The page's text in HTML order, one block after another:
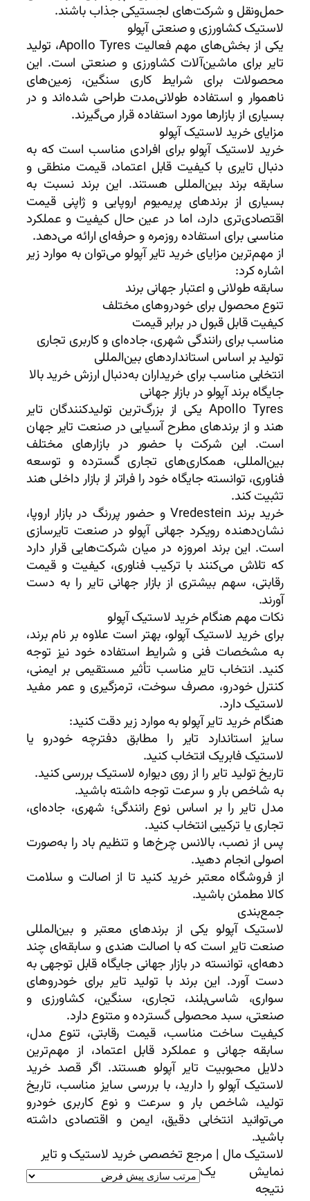
حمل‌ونقل و شرکت‌های لجستیکی جذاب باشند.
لاستیک کشاورزی و صنعتی آپولو
یکی از بخش‌های مهم فعالیت Apollo Tyres، تولید
تایر برای ماشین‌آلات کشاورزی و صنعتی است. این
محصولات برای شرایط کاری سنگین، زمین‌های
ناهموار و استفاده طولانی‌مدت طراحی شده‌اند و در
بسیاری از بازارها مورد استفاده قرار می‌گیرند.
مزایای خرید لاستیک آپولو
خرید لاستیک آپولو برای افرادی مناسب است که به
دنبال تایری با کیفیت قابل اعتماد، قیمت منطقی و
سابقه برند بین‌المللی هستند. این برند نسبت به
بسیاری از برندهای پریمیوم اروپایی و ژاپنی قیمت
اقتصادی‌تری دارد، اما در عین حال کیفیت و عملکرد
مناسبی برای استفاده روزمره و حرفه‌ای ارائه می‌دهد.
از مهم‌ترین مزایای خرید تایر آپولو می‌توان به موارد زیر
اشاره کرد:
سابقه طولانی و اعتبار جهانی برند
تنوع محصول برای خودروهای مختلف
کیفیت قابل قبول در برابر قیمت
مناسب برای رانندگی شهری، جاده‌ای و کاربری تجاری
تولید بر اساس استانداردهای بین‌المللی
انتخابی مناسب برای خریداران به‌دنبال ارزش خرید بالا
جایگاه برند آپولو در بازار جهانی
Apollo Tyres یکی از بزرگ‌ترین تولیدکنندگان تایر
هند و از برندهای مطرح آسیایی در صنعت تایر جهان
است. این شرکت با حضور در بازارهای مختلف
بین‌المللی، همکاری‌های تجاری گسترده و توسعه
فناوری، توانسته جایگاه خود را فراتر از بازار داخلی هند
تثبیت کند.
خرید برند Vredestein و حضور پررنگ در بازار اروپا،
نشان‌دهنده رویکرد جهانی آپولو در صنعت تایرسازی
است. این برند امروزه در میان شرکت‌هایی قرار دارد
که تلاش می‌کنند با ترکیب فناوری، کیفیت و قیمت
رقابتی، سهم بیشتری از بازار جهانی تایر را به دست
آورند.
نکات مهم هنگام خرید لاستیک آپولو
برای خرید لاستیک آپولو، بهتر است علاوه بر نام برند،
به مشخصات فنی و شرایط استفاده خود نیز توجه
کنید. انتخاب تایر مناسب تأثیر مستقیمی بر ایمنی،
کنترل خودرو، مصرف سوخت، ترمزگیری و عمر مفید
لاستیک دارد.
هنگام خرید تایر آپولو به موارد زیر دقت کنید:
سایز استاندارد تایر را مطابق دفترچه خودرو یا
لاستیک فابریک انتخاب کنید.
تاریخ تولید تایر را از روی دیواره لاستیک بررسی کنید.
به شاخص بار و سرعت توجه داشته باشید.
مدل تایر را بر اساس نوع رانندگی؛ شهری، جاده‌ای،
تجاری یا ترکیبی انتخاب کنید.
پس از نصب، بالانس چرخ‌ها و تنظیم باد را به‌صورت
اصولی انجام دهید.
از فروشگاه معتبر خرید کنید تا از اصالت و سلامت
کالا مطمئن باشید.
جمع‌بندی
لاستیک آپولو یکی از برندهای معتبر و بین‌المللی
صنعت تایر است که با اصالت هندی و سابقه‌ای چند
دهه‌ای، توانسته در بازار جهانی جایگاه قابل توجهی به
دست آورد. این برند با تولید تایر برای خودروهای
سواری، شاسی‌بلند، تجاری، سنگین، کشاورزی و
صنعتی، سبد محصولی گسترده و متنوع دارد.
کیفیت ساخت مناسب، قیمت رقابتی، تنوع مدل،
سابقه جهانی و عملکرد قابل اعتماد، از مهم‌ترین
دلایل محبوبیت تایر آپولو هستند. اگر قصد خرید
لاستیک آپولو را دارید، با بررسی سایز مناسب، تاریخ
تولید، شاخص بار و سرعت و نوع کاربری خودرو
می‌توانید انتخابی دقیق، ایمن و اقتصادی داشته
باشید.
لاستیک مال | مرجع تخصصی خرید لاستیک و تایر
نمایش یک
نتیجه